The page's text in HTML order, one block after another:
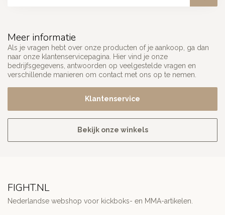
Meer informatie
Als je vragen hebt over onze producten of je aankoop, ga dan
naar onze klantenservicepagina. Hier vind je onze
bedrijfsgegevens, antwoorden op veelgestelde vragen en
verschillende manieren om contact met ons op te nemen.
Klantenservice
Bekijk onze winkels
FIGHT.NL
Nederlandse webshop voor kickboks- en MMA-artikelen.